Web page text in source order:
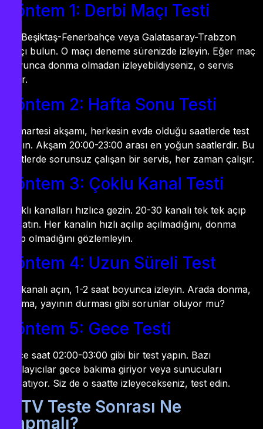
Yöntem 1: Derbi Maçı Testi
Bir Beşiktaş-Fenerbahçe veya Galatasaray-Trabzon
maçı bulun. O maçı deneme sürenizde izleyin. Eğer maç
boyunca donma olmadan izleyebildiyseniz, o servis
iyidir.
Yöntem 2: Hafta Sonu Testi
Cumartesi akşamı, herkesin evde olduğu saatlerde test
yapın. Akşam 20:00-23:00 arası en yoğun saatlerdir. Bu
saatlerde sorunsuz çalışan bir servis, her zaman çalışır.
Yöntem 3: Çoklu Kanal Testi
Farklı kanalları hızlıca gezin. 20-30 kanalı tek tek açıp
kapatın. Her kanalın hızlı açılıp açılmadığını, donma
olup olmadığını gözlemleyin.
Yöntem 4: Uzun Süreli Test
Bir kanalı açın, 1-2 saat boyunca izleyin. Arada donma,
kasma, yayının durması gibi sorunlar oluyor mu?
Yöntem 5: Gece Testi
Gece saat 02:00-03:00 gibi bir test yapın. Bazı
sağlayıcılar gece bakıma giriyor veya sunucuları
kapatıyor. Siz de o saatte izleyecekseniz, test edin.
IPTV Teste Sonrası Ne
Yapmalı?